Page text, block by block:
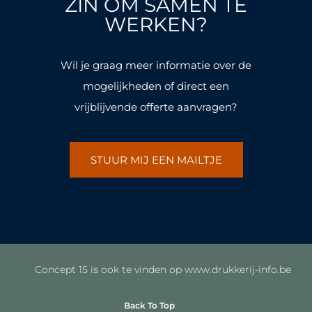
o
r
a
m
o
k
WERKEN?
Wil je graag meer informatie over de
mogelijkheden of direct een
vrijblijvende offerte aanvragen?
STUUR MIJ EEN MAILTJE
Concept 15 is ook te vinden op www.drukkerij-info.be
Back To Top